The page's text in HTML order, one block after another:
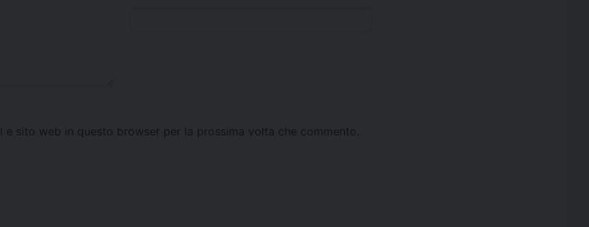
e sito web in questo browser per la prossima volta che commento.